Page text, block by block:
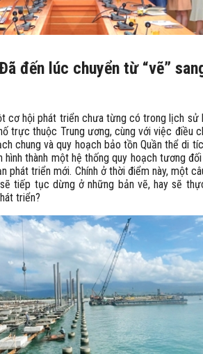
đến lúc chuyển từ “vẽ”
cơ hội phát triển chưa từng có trong lịch sử
trực thuộc Trung ương, cùng với việc điều
chung và quy hoạch bảo tồn Quần thể di
hình thành một hệ thống quy hoạch tương
phát triển mới. Chính ở thời điểm này, một
tiếp tục dừng ở những bản vẽ, hay sẽ
triển?